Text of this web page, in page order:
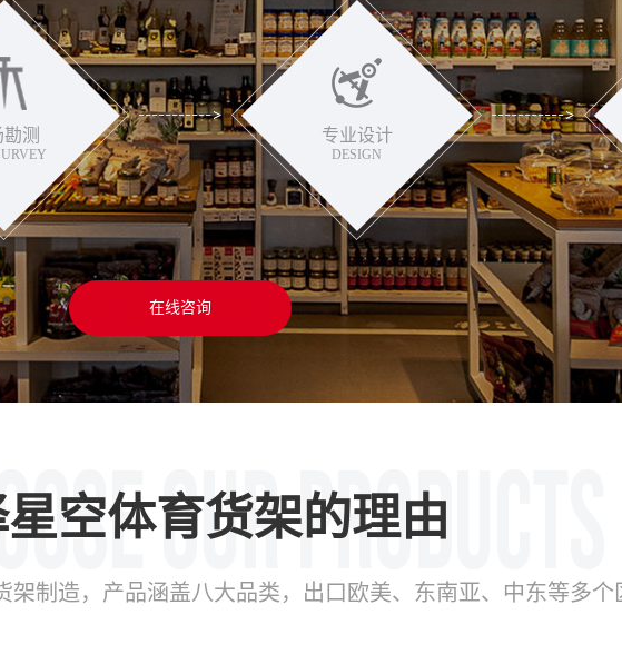
测 专业设计
DESIGN
在线咨询
空体育货架的理由
架制造，产品涵盖八大品类，出口欧美、东南亚、中东等多个